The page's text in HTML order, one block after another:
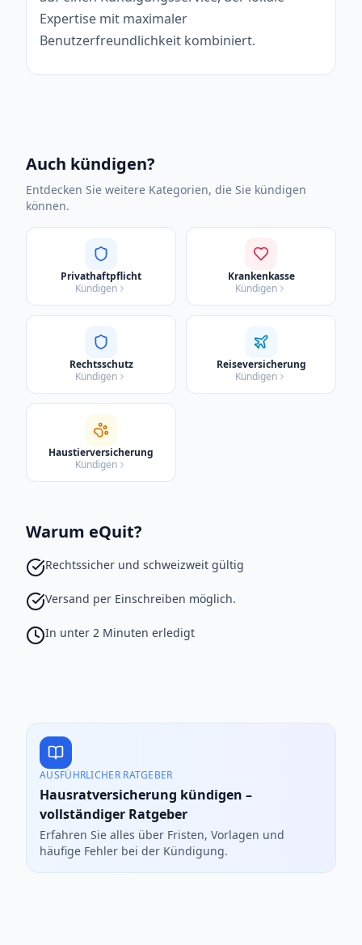
Expertise mit maximaler
Benutzerfreundlichkeit kombiniert.
Auch kündigen?
Entdecken Sie weitere Kategorien, die Sie kündigen
können.
Privathaftpflicht
Kündigen
Krankenkasse
Kündigen
Rechtsschutz
Kündigen
Reiseversicherung
Kündigen
Haustierversicherung
Kündigen
Warum eQuit?
Rechtssicher und schweizweit gültig
Versand per Einschreiben möglich.
In unter 2 Minuten erledigt
AUSFÜHRLICHER RATGEBER
Hausratversicherung kündigen –
vollständiger Ratgeber
Erfahren Sie alles über Fristen, Vorlagen und
häufige Fehler bei der Kündigung.